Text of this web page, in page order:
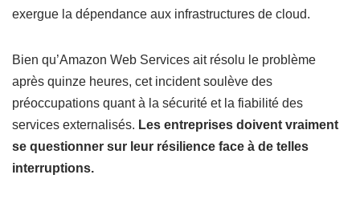
exergue la dépendance aux infrastructures de cloud.
Bien qu’Amazon Web Services ait résolu le problème
après quinze heures, cet incident soulève des
préoccupations quant à la sécurité et la fiabilité des
services externalisés. Les entreprises doivent vraiment
se questionner sur leur résilience face à de telles
interruptions.